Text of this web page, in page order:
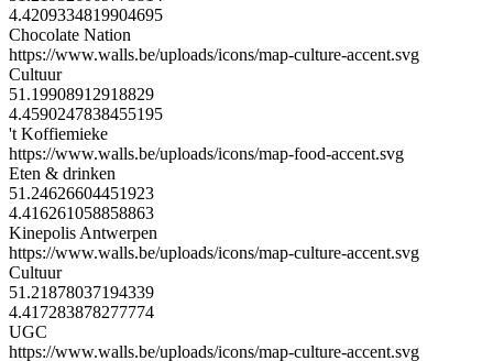
4.4209334819904695
Chocolate Nation
https://www.walls.be/uploads/icons/map-culture-accent.svg
Cultuur
51.19908912918829
4.4590247838455195
't Koffiemieke
https://www.walls.be/uploads/icons/map-food-accent.svg
Eten & drinken
51.24626604451923
4.416261058858863
Kinepolis Antwerpen
https://www.walls.be/uploads/icons/map-culture-accent.svg
Cultuur
51.21878037194339
4.417283878277774
UGC
https://www.walls.be/uploads/icons/map-culture-accent.svg